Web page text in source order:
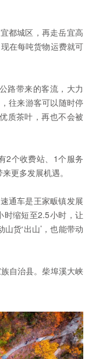
都城区，再走岳宜高
在每吨货物运费就可
路带来的客流，大力
往来游客可以随时停
质茶叶，再也不会被
2个收费站、1个服务
更多发展机遇。
通车是王家畈镇发展
时缩短至2.5小时，让
货‘出山’，也能带动
自治县。 柴埠溪大峡